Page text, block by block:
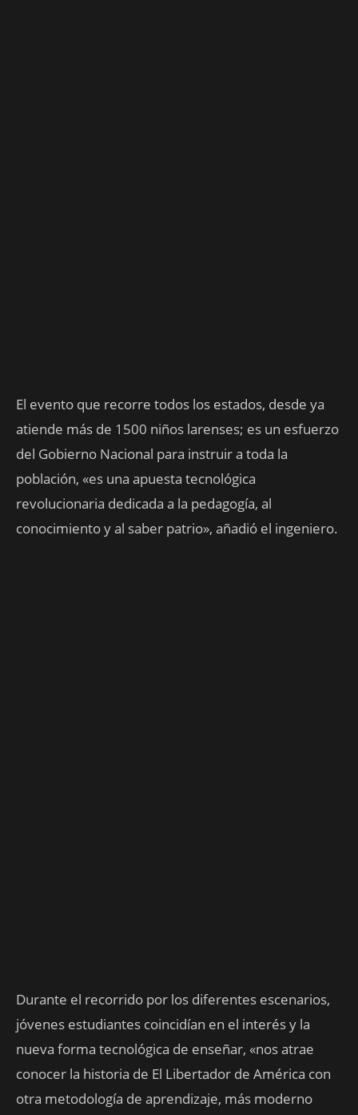
El evento que recorre todos los estados, desde ya
atiende más de 1500 niños larenses; es un esfuerzo
del Gobierno Nacional para instruir a toda la
población, «es una apuesta tecnológica
revolucionaria dedicada a la pedagogía, al
conocimiento y al saber patrio», añadió el ingeniero.
Durante el recorrido por los diferentes escenarios,
jóvenes estudiantes coincidían en el interés y la
nueva forma tecnológica de enseñar, «nos atrae
conocer la historia de El Libertador de América con
otra metodología de aprendizaje, más moderno